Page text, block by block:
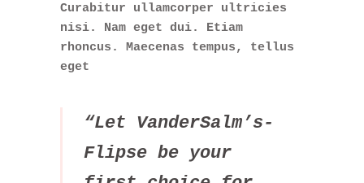
Curabitur ullamcorper ultricies
nisi. Nam eget dui. Etiam
rhoncus. Maecenas tempus, tellus
eget
“Let VanderSalm’s-
Flipse be your